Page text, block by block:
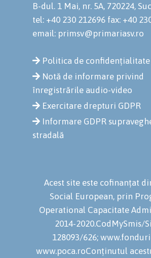
B-dul. 1 Mai, nr. 5A, 720224,
tel: +40 230 212696 fax: +40
email: primsv@primariasv.ro
Politica de confidențialitate
Notă de informare privind
înregistrările audio-video
Exercitare drepturi GDPR
Informare GDPR
stradală
Acest site este cofinanțat
Social European, prin
Operational Capacitate
2014-2020.CodMySmis/
128093/626;
www.poca.roConținutul